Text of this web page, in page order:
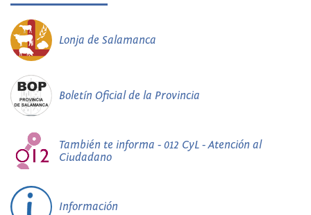
Lonja de Salamanca
Boletín Oficial de la Provincia
También te informa - 012 CyL - Atención al
Ciudadano
Información